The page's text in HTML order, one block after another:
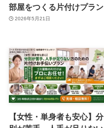
部屋をつくる片付けプラン
2026年5月21日
【女性・単身者も安心】分